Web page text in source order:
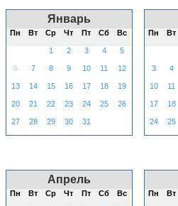
Январь
Пн Вт Ср Чт Пт Сб Вс
1 2 3 4 5
6 7 8 9 10 11 12
13 14 15 16 17 18 19
20 21 22 23 24 25 26
27 28 29 30 31
Пн Вт
3 4
10 11
17 18
24 25
Апрель
Пн Вт Ср Чт Пт Сб Вс Пн Вт